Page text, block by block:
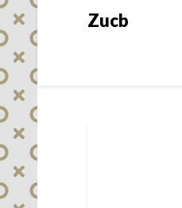
Skip
to
content
Zucb